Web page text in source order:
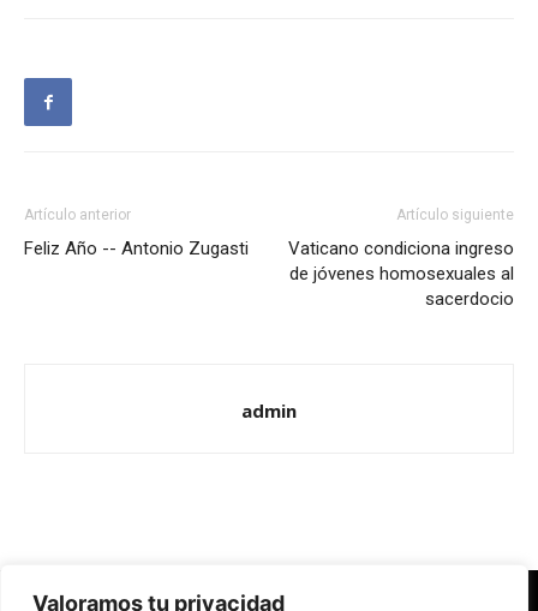
Valoramos tu privacidad
Artículo anterior
Feliz Año -- Antonio Zugasti
Artículo siguiente
Vaticano condiciona ingreso
de jóvenes homosexuales al
sacerdocio
admin